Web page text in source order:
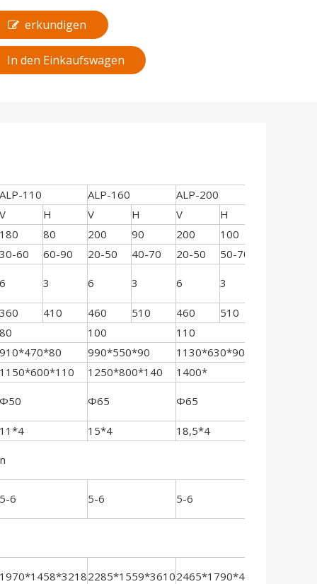
erkundigen
In den Einkaufswagen
ALP-110 ALP-160 ALP-200
V H V H V H
180 80 200 90 200 100
30-60 60-90 20-50 40-70 20-50 50-70
6 3 6 3 6 3
360 410 460 510 460 510
80 100 110
910*470*80 990*550*90 1130*630*90
1150*600*110 1250*800*140 1400*
Φ50 Φ65 Φ65
11*4 15*4 18,5*4
5-6 5-6 5-6
1970*1458*32182285*1559*36102465*1790*4058